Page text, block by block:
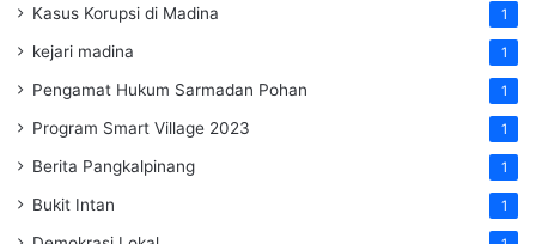
Kasus Korupsi di Madina 1
kejari madina 1
Pengamat Hukum Sarmadan Pohan 1
Program Smart Village 2023 1
Berita Pangkalpinang 1
Bukit Intan 1